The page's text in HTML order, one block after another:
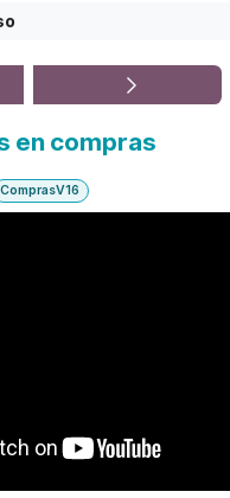
en compras
ComprasV16